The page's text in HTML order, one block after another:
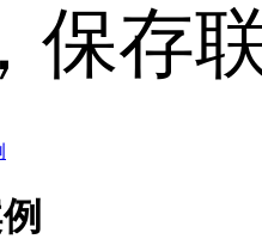
保存